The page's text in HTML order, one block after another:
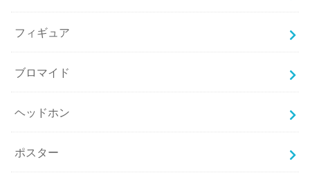
フィギュア
ブロマイド
ヘッドホン
ポスター